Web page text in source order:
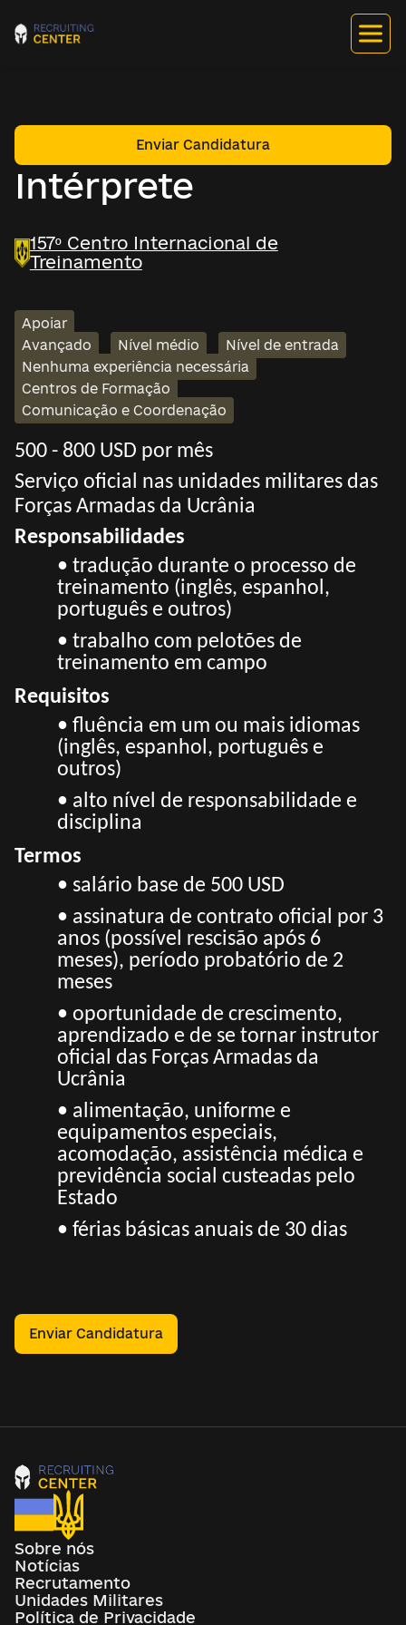
Intérprete
Enviar Candidatura
157º Centro Internacional de
Treinamento
Apoiar
Avançado
Nível médio
Nível de entrada
Nenhuma experiência necessária
Centros de Formação
Comunicação e Coordenação
500 - 800 USD por mês
Serviço oficial nas unidades militares das
Forças Armadas da Ucrânia
Responsabilidades
• tradução durante o processo de
treinamento (inglês, espanhol,
português e outros)
• trabalho com pelotões de
treinamento em campo
Requisitos
• fluência em um ou mais idiomas
(inglês, espanhol, português e
outros)
• alto nível de responsabilidade e
disciplina
Termos
• salário base de 500 USD
• assinatura de contrato oficial por 3
anos (possível rescisão após 6
meses), período probatório de 2
meses
• oportunidade de crescimento,
aprendizado e de se tornar instrutor
oficial das Forças Armadas da
Ucrânia
• alimentação, uniforme e
equipamentos especiais,
acomodação, assistência médica e
previdência social custeadas pelo
Estado
• férias básicas anuais de 30 dias
Enviar Candidatura
Sobre nós
Notícias
Recrutamento
Unidades Militares
Política de Privacidade